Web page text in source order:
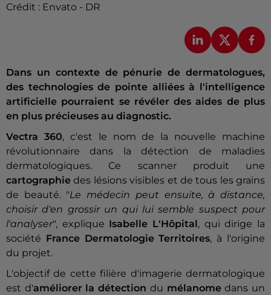
Crédit : Envato - DR
Dans un contexte de pénurie de dermatologues,
des technologies de pointe alliées à l'intelligence
artificielle pourraient se révéler des aides de plus
en plus précieuses au diagnostic.
Vectra 360, c'est le nom de la nouvelle machine
révolutionnaire dans la détection de maladies
dermatologiques. Ce scanner produit une
cartographiedes lésions visibles et de tous les grains
de beauté. "Le médecin peut ensuite, à distance,
choisir d'en grossir un qui lui semble suspect pour
l'analyser", explique Isabelle L'Hôpital , qui dirige la
société France Dermatologie Territoires, à l'origine
du projet.
L'objectif de cette filière d'imagerie dermatologique
est d'améliorer la détection du mélanomedans un